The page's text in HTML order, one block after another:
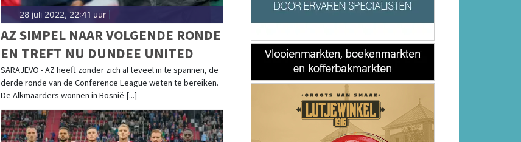
28 juli 2022, 22:41 uur|
AZ SIMPEL NAAR VOLGENDE RONDE
EN TREFT NU DUNDEE UNITED
SARAJEVO - AZ heeft zonder zich al teveel in te spannen, de
derde ronde van de Conference League weten te bereiken.
De Alkmaarders wonnen in Bosnië [...]